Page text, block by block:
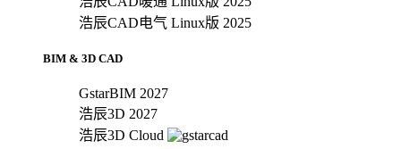
浩辰CAD电气 Linux版 2025
BIM & 3D CAD
GstarBIM 2027
浩辰3D 2027
浩辰3D Cloud